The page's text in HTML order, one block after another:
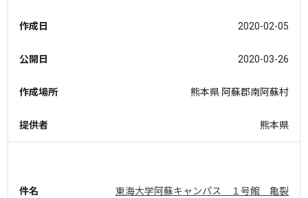
作成日 2020-02-05
公開日 2020-03-26
作成場所 熊本県 阿蘇郡南阿蘇村
提供者 熊本県
件名 東海大学阿蘇キャンパス １号館 亀裂